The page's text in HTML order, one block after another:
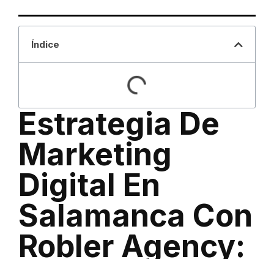
Índice
Estrategia De
Marketing
Digital En
Salamanca Con
Robler Agency: